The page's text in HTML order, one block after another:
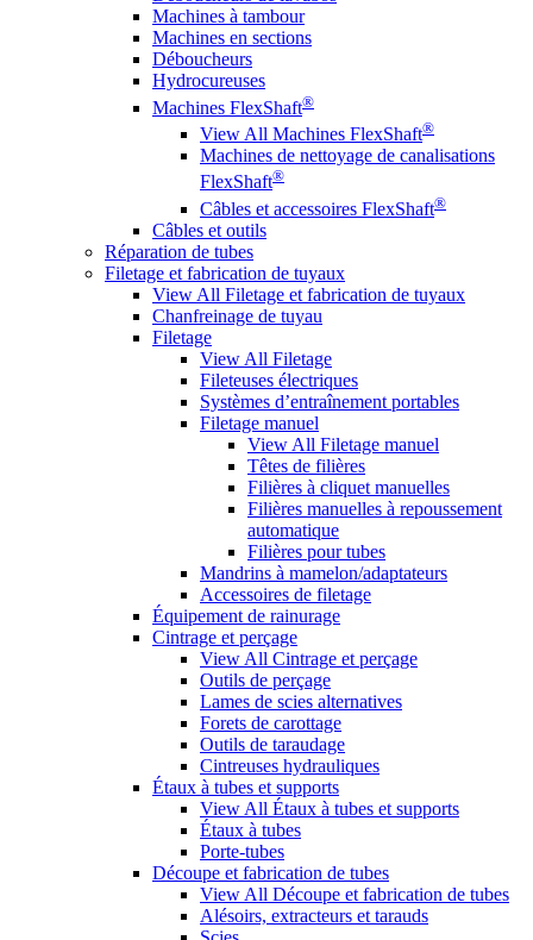
Machines à tambour
Machines en sections
Déboucheurs
Hydrocureuses
Machines FlexShaft®
View All Machines FlexShaft®
Machines de nettoyage de canalisations
FlexShaft®
Câbles et accessoires FlexShaft®
Câbles et outils
Réparation de tubes
Filetage et fabrication de tuyaux
View All Filetage et fabrication de tuyaux
Chanfreinage de tuyau
Filetage
View All Filetage
Fileteuses électriques
Systèmes d’entraînement portables
Filetage manuel
View All Filetage manuel
Têtes de filières
Filières à cliquet manuelles
Filières manuelles à repoussement
automatique
Filières pour tubes
Mandrins à mamelon/adaptateurs
Accessoires de filetage
Équipement de rainurage
Cintrage et perçage
View All Cintrage et perçage
Outils de perçage
Lames de scies alternatives
Forets de carottage
Outils de taraudage
Cintreuses hydrauliques
Étaux à tubes et supports
View All Étaux à tubes et supports
Étaux à tubes
Porte-tubes
Découpe et fabrication de tubes
View All Découpe et fabrication de tubes
Alésoirs, extracteurs et tarauds